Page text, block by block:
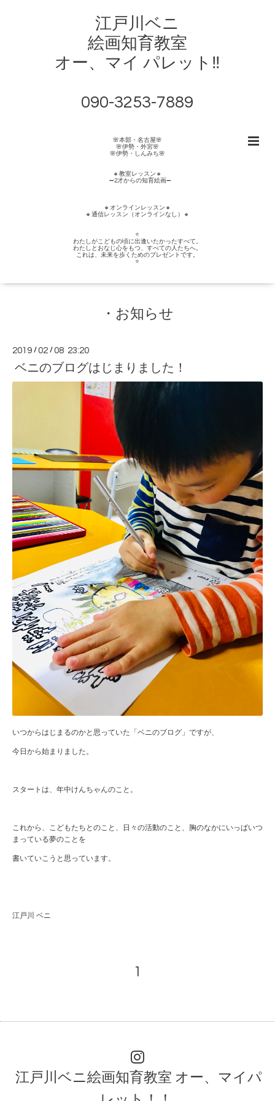
江戸川ベニ
絵画知育教室
オー、マイ パレット‼︎
090-3253-7889
🌸本部・名古屋🌸
🌸伊勢・外宮🌸
🌸伊勢・しんみち🌸
🔸教室レッスン🔸
➖2才からの知育絵画➖
🔸オンラインレッスン🔸
🔸通信レッスン（オンラインなし）🔸
⭐️
わたしがこどもの頃に出逢いたかったすべて。
わたしとおなじ心をもつ、すべての人たちへ。
これは、未来を歩くためのプレゼントです。
⭐️
・お知らせ
2019 /02 /08 23:20
ベニのブログはじまりました！
いつからはじまるのかと思っていた「ベニのブログ」ですが、
今日から始まりました。
スタートは、年中けんちゃんのこと。
これから、こどもたちとのこと、日々の活動のこと、胸のなかにいっぱいつ
まっている夢のことを
書いていこうと思っています。
江戸川 ベニ
1
江戸川ベニ絵画知育教室 オー、マイパ